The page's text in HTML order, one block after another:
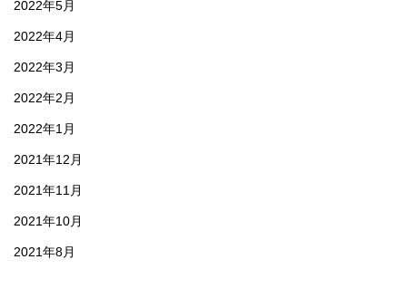
2022年5月
2022年4月
2022年3月
2022年2月
2022年1月
2021年12月
2021年11月
2021年10月
2021年8月